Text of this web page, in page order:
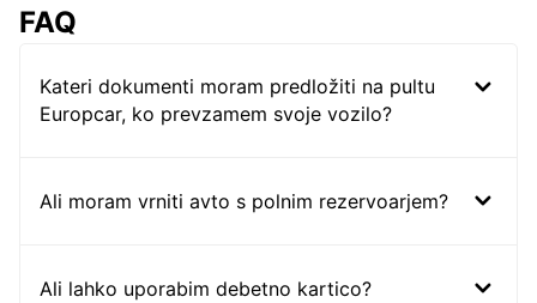
FAQ
Kateri dokumenti moram predložiti na pultu
Europcar, ko prevzamem svoje vozilo?
Ali moram vrniti avto s polnim rezervoarjem?
Ali lahko uporabim debetno kartico?